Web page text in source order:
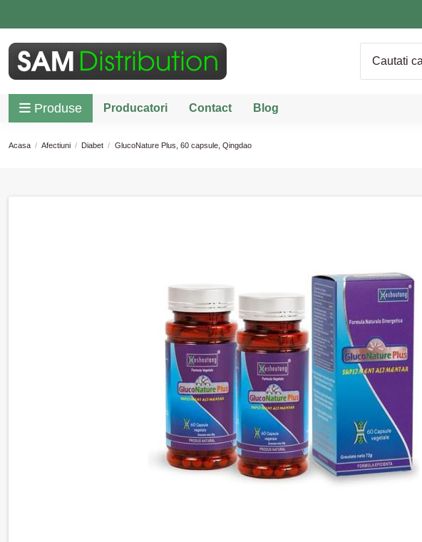
Produse Producatori Contact Blog
Acasa Afectiuni Diabet GlucoNature Plus, 60 capsule, Qingdao